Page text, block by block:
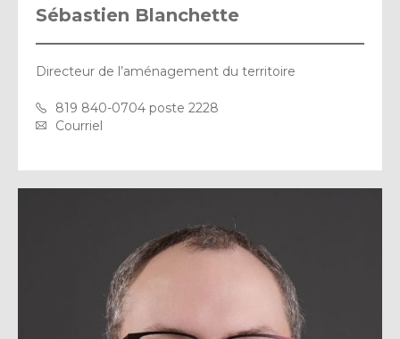
Sébastien Blanchette
Directeur de l’aménagement du territoire
819 840-0704 poste 2228
Courriel